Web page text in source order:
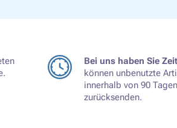
Bei uns haben Sie
können unbenutzte
innerhalb von 90 Tagen
zurücksenden.